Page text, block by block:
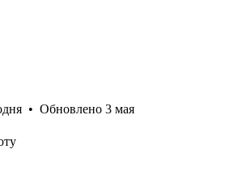
• Обновлено 3 мая